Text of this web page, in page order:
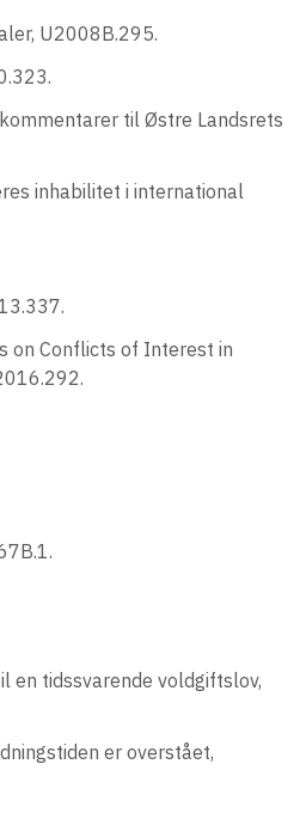
U2008B.295.
til Østre Landsrets
inhabilitet i international
on Conflicts of Interest in
en tidssvarende voldgiftslov,
er overstået,